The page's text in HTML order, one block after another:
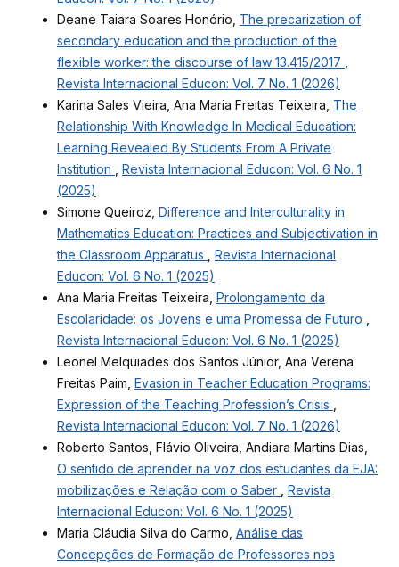
Deane Taiara Soares Honório, The precarization of
secondary education and the production of the
flexible worker: the discourse of law 13.415/2017
Revista Internacional Educon: Vol. 7 No. 1 (2026)
Karina Sales Vieira, Ana Maria Freitas Teixeira, The
Relationship With Knowledge In Medical Education:
Learning Revealed By Students From A Private
Institution
Revista Internacional Educon: Vol. 6 No. 1
(2025)
Simone Queiroz, Difference and Interculturality in
Mathematics Education: Practices and Subjectivation in
the Classroom Apparatus
Revista Internacional
Educon: Vol. 6 No. 1 (2025)
Ana Maria Freitas Teixeira, Prolongamento da
Escolaridade: os Jovens e uma Promessa de Futuro
Revista Internacional Educon: Vol. 6 No. 1 (2025)
Leonel Melquiades dos Santos Júnior, Ana Verena
Freitas Paim, Evasion in Teacher Education Programs:
Expression of the Teaching Profession’s Crisis
Revista Internacional Educon: Vol. 7 No. 1 (2026)
Roberto Santos, Flávio Oliveira, Andiara Martins Dias,
O sentido de aprender na voz dos estudantes da EJA:
mobilizações e Relação com o Saber
Revista
Internacional Educon: Vol. 6 No. 1 (2025)
Maria Cláudia Silva do Carmo, Análise das
Concepções de Formação de Professores nos